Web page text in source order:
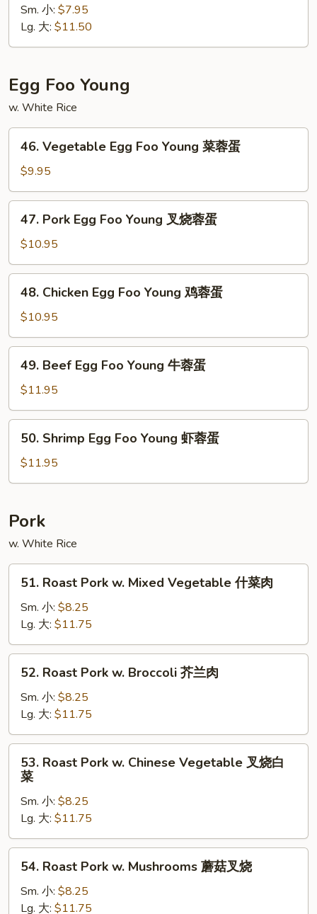
Special
Mein
楼
捞
面
Sm. 小: $7.95
Lg. 大: $11.50
Egg Foo Young
w. White Rice
Vegetable
Egg
Foo
Young
46. Vegetable Egg Foo Young 菜蓉蛋
$9.95
Pork
Egg
Foo
Young
蛋
47. Pork Egg Foo Young 叉烧蓉蛋
$10.95
Chicken
Egg
Foo
Young
48. Chicken Egg Foo Young 鸡蓉蛋
$10.95
Beef
Egg
Foo
Young
49. Beef Egg Foo Young 牛蓉蛋
$11.95
Shrimp
Egg
Foo
虾
蓉
蛋
50. Shrimp Egg Foo Young 虾蓉蛋
$11.95
Pork
w. White Rice
Roast
Pork
Mixed
Vegetable
51. Roast Pork w. Mixed Vegetable 什菜肉
Sm. 小: $8.25
Lg. 大: $11.75
Roast
Pork
Broccoli
芥
52. Roast Pork w. Broccoli 芥兰肉
Sm. 小: $8.25
Lg. 大: $11.75
Roast
Pork
Chinese
Vegetable
叉
53. Roast Pork w. Chinese Vegetable 叉烧白
菜
Sm. 小: $8.25
Lg. 大: $11.75
Roast
Pork
54. Roast Pork w. Mushrooms 蘑菇叉烧
Sm. 小: $8.25
Lg. 大: $11.75